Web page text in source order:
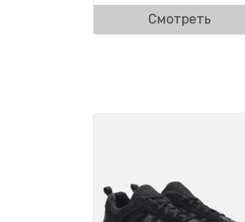
Смотреть